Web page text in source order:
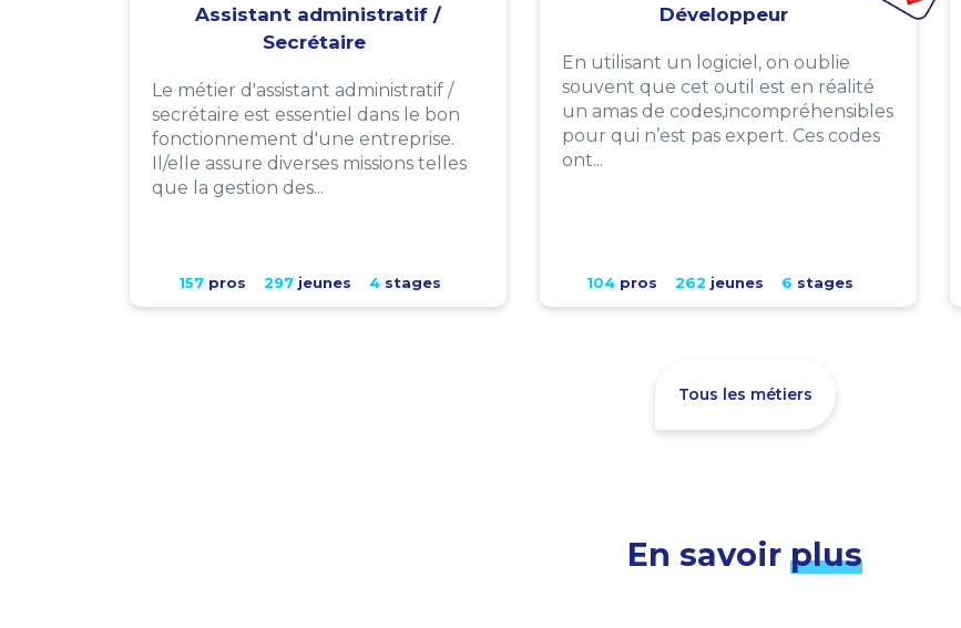
Assistant administratif /
Secrétaire
Le métier d'assistant administratif /
secrétaire est essentiel dans le bon
fonctionnement d'une entreprise.
Il/elle assure diverses missions telles
que la gestion des...
157pros 297jeunes 4stages
Développeur
En utilisant un logiciel, on oublie
souvent que cet outil est en réalité
un amas de codes,incompréhensibles
pour qui n’est pas expert. Ces codes
ont...
104pros 262 jeunes 6 stages
Tous les métiers
En savoir plus